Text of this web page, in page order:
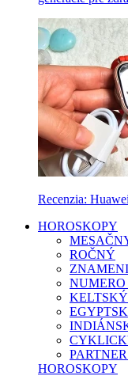
Recenzia:
HOROSKOPY
ROČNÝ
KELTSKÝ
HOROSKOPY